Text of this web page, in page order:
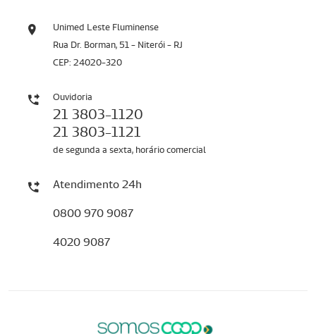
Unimed Leste Fluminense
Rua Dr. Borman, 51 - Niterói - RJ
CEP: 24020-320
Ouvidoria
21 3803-1120
21 3803-1121
de segunda a sexta, horário comercial
Atendimento 24h
0800 970 9087
4020 9087